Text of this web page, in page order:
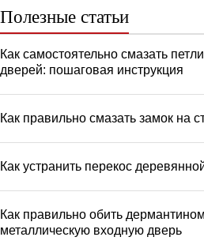
Полезные статьи
Как самостоятельно смазать
дверей: пошаговая инструкция
Как правильно смазать замок на
Как устранить перекос
Как правильно обить
металлическую входную дверь